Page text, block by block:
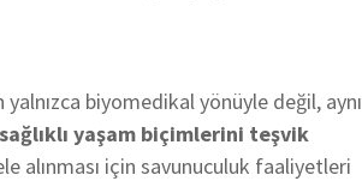
yalnızca biyomedikal yönüyle değil, aynı
yaşam biçimlerini teşvik
alınması için savunuculuk faaliyetleri